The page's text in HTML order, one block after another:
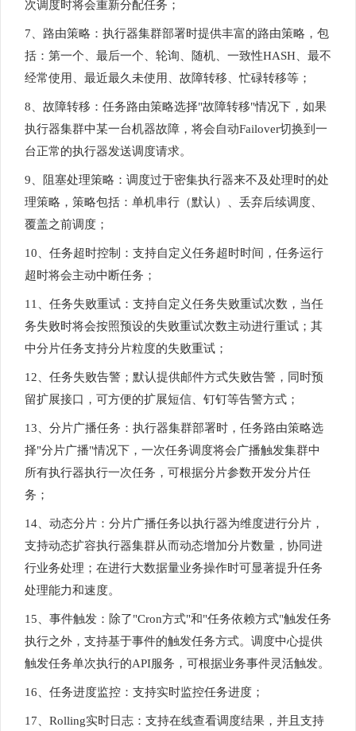
次调度时将会重新分配任务；
7、路由策略：执行器集群部署时提供丰富的路由策略，包
括：第一个、最后一个、轮询、随机、一致性HASH、最不
经常使用、最近最久未使用、故障转移、忙碌转移等；
8、故障转移：任务路由策略选择"故障转移"情况下，如果
执行器集群中某一台机器故障，将会自动Failover切换到一
台正常的执行器发送调度请求。
9、阻塞处理策略：调度过于密集执行器来不及处理时的处
理策略，策略包括：单机串行（默认）、丢弃后续调度、
覆盖之前调度；
10、任务超时控制：支持自定义任务超时时间，任务运行
超时将会主动中断任务；
11、任务失败重试：支持自定义任务失败重试次数，当任
务失败时将会按照预设的失败重试次数主动进行重试；其
中分片任务支持分片粒度的失败重试；
12、任务失败告警；默认提供邮件方式失败告警，同时预
留扩展接口，可方便的扩展短信、钉钉等告警方式；
13、分片广播任务：执行器集群部署时，任务路由策略选
择"分片广播"情况下，一次任务调度将会广播触发集群中
所有执行器执行一次任务，可根据分片参数开发分片任
务；
14、动态分片：分片广播任务以执行器为维度进行分片，
支持动态扩容执行器集群从而动态增加分片数量，协同进
行业务处理；在进行大数据量业务操作时可显著提升任务
处理能力和速度。
15、事件触发：除了"Cron方式"和"任务依赖方式"触发任务
执行之外，支持基于事件的触发任务方式。调度中心提供
触发任务单次执行的API服务，可根据业务事件灵活触发。
16、任务进度监控：支持实时监控任务进度；
17、Rolling实时日志：支持在线查看调度结果，并且支持